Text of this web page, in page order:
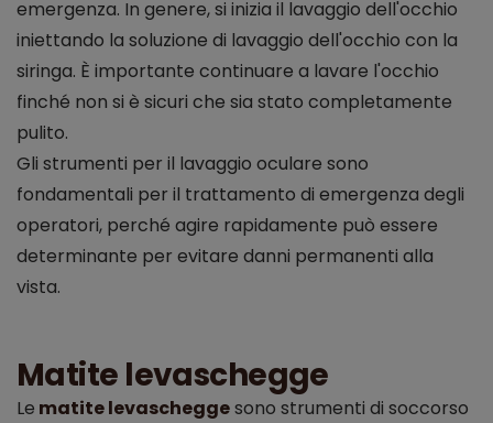
emergenza. In genere, si inizia il lavaggio dell'occhio
iniettando la soluzione di lavaggio dell'occhio con la
siringa. È importante continuare a lavare l'occhio
finché non si è sicuri che sia stato completamente
pulito.
Gli strumenti per il lavaggio oculare sono
fondamentali per il trattamento di emergenza degli
operatori, perché agire rapidamente può essere
determinante per evitare danni permanenti alla
vista.
Matite levaschegge
Le matite levascheggesono strumenti di soccorso